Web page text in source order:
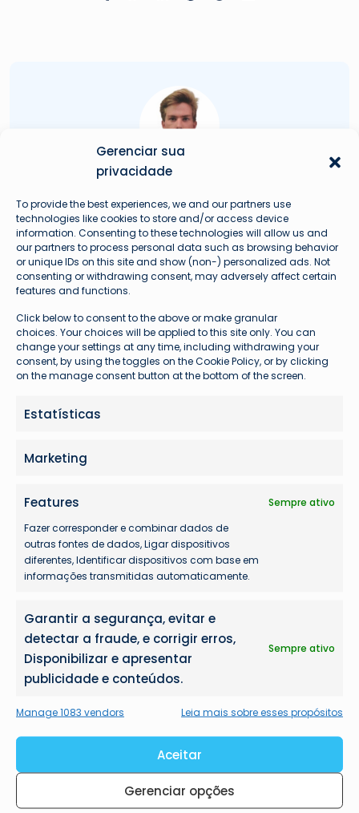
Gerenciar sua
privacidade
To provide the best experiences, we and our partners use
technologies like cookies to store and/or access device
information. Consenting to these technologies will allow us and
our partners to process personal data such as browsing behavior
or unique IDs on this site and show (non-) personalized ads. Not
consenting or withdrawing consent, may adversely affect certain
features and functions.
Click below to consent to the above or make granular
choices. Your choices will be applied to this site only. You can
change your settings at any time, including withdrawing your
consent, by using the toggles on the Cookie Policy, or by clicking
on the manage consent button at the bottom of the screen.
Estatísticas
Marketing
Features
Sempre ativo
Fazer corresponder e combinar dados de
outras fontes de dados, Ligar dispositivos
diferentes, Identificar dispositivos com base em
informações transmitidas automaticamente.
Garantir a segurança, evitar e
detectar a fraude, e corrigir erros,
Disponibilizar e apresentar
publicidade e conteúdos.
Sempre ativo
Manage 1083 vendors Leia mais sobre esses propósitos
Aceitar
Gerenciar opções
Fundador e Líder Técnico Avioprime
Problemas com seu voo?
Mais lidas